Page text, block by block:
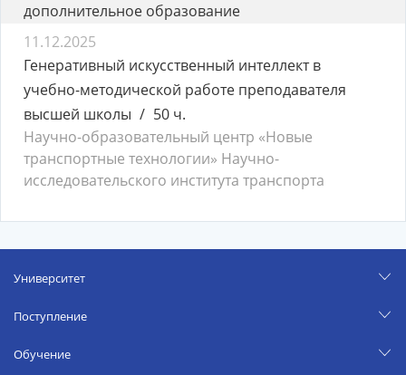
дополнительное образование
11.12.2025
Генеративный искусственный интеллект в
учебно-методической работе преподавателя
высшей школы
50 ч.
Научно-образовательный центр «Новые
транспортные технологии» Научно-
исследовательского института транспорта
Университет
Поступление
Обучение